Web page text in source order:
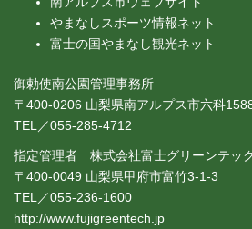
やまなしスポーツ情報ネット
富士の国やまなし観光ネット
御勅使南公園管理事務所
〒400-0206 山梨県南アルプス市六科
TEL／055-285-4712
指定管理者 株式会社富士グリーンテッ
〒400-0049 山梨県甲府市富竹3-1-3
TEL／055-236-1600
http://www.fujigreentech.jp